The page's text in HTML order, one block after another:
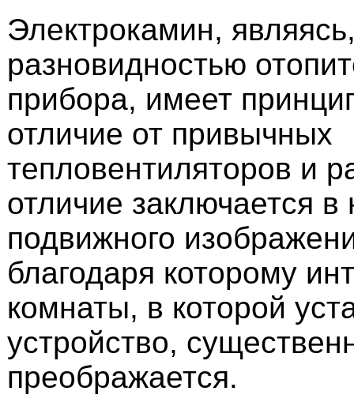
Электрокамин,
разновидностью
прибора, имеет
отличие от привычных
тепловентиляторов и
отличие заключается в
подвижного
благодаря которому
комнаты, в которой
устройство,
преображается.